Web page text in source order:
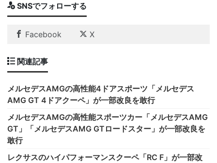
SNSでフォローする
Facebook X
関連記事
メルセデスAMGの高性能4ドアスポーツ「メルセデス
AMG GT 4ドアクーペ」が一部改良を敢行
メルセデスAMGの高性能スポーツカー「メルセデスAMG
GT」「メルセデスAMG GTロードスター」が一部改良を
敢行
レクサスのハイパフォーマンスクーペ「RC F」が一部改